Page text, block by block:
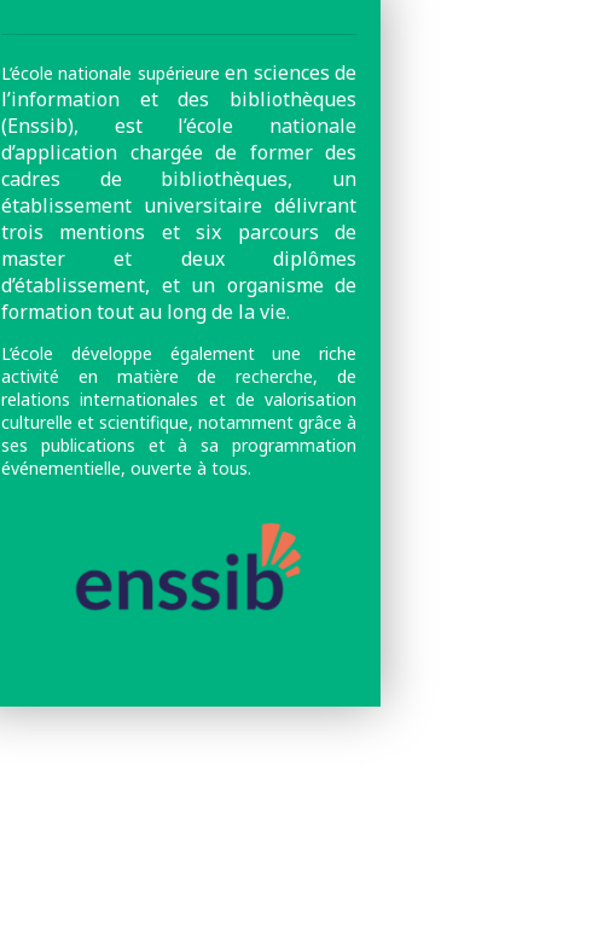
L’école nationale supérieure en sciences de
l’information et des bibliothèques
(Enssib), est l’école nationale
d’application chargée de former des
cadres de bibliothèques, un
établissement universitaire délivrant
trois mentions et six parcours de
master et deux diplômes
d’établissement, et un organisme de
formation tout au long de la vie.
L’école développe également une riche
activité en matière de recherche, de
relations internationales et de valorisation
culturelle et scientifique, notamment grâce à
ses publications et à sa programmation
événementielle, ouverte à tous.